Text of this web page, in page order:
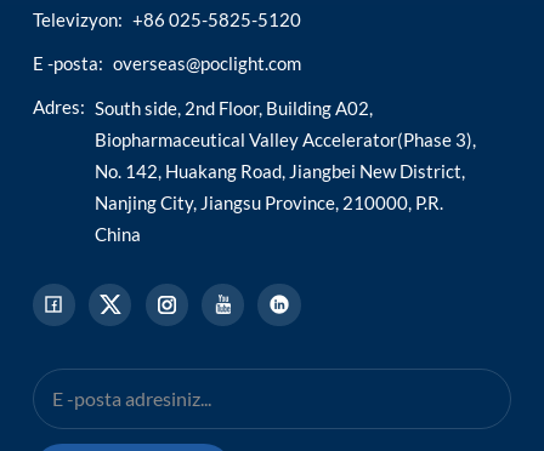
Televizyon: +86 025-5825-5120
E -posta: overseas@poclight.com
Adres: South side, 2nd Floor, Building A02,
Biopharmaceutical Valley Accelerator(Phase 3),
No. 142, Huakang Road, Jiangbei New District,
Nanjing City, Jiangsu Province, 210000, P.R.
China